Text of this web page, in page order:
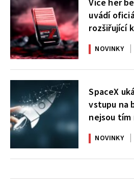
Více her
uvádí
rozšiřující
X|S
NOVINKY
SpaceX
vstupu na
nejsou
NOVINKY